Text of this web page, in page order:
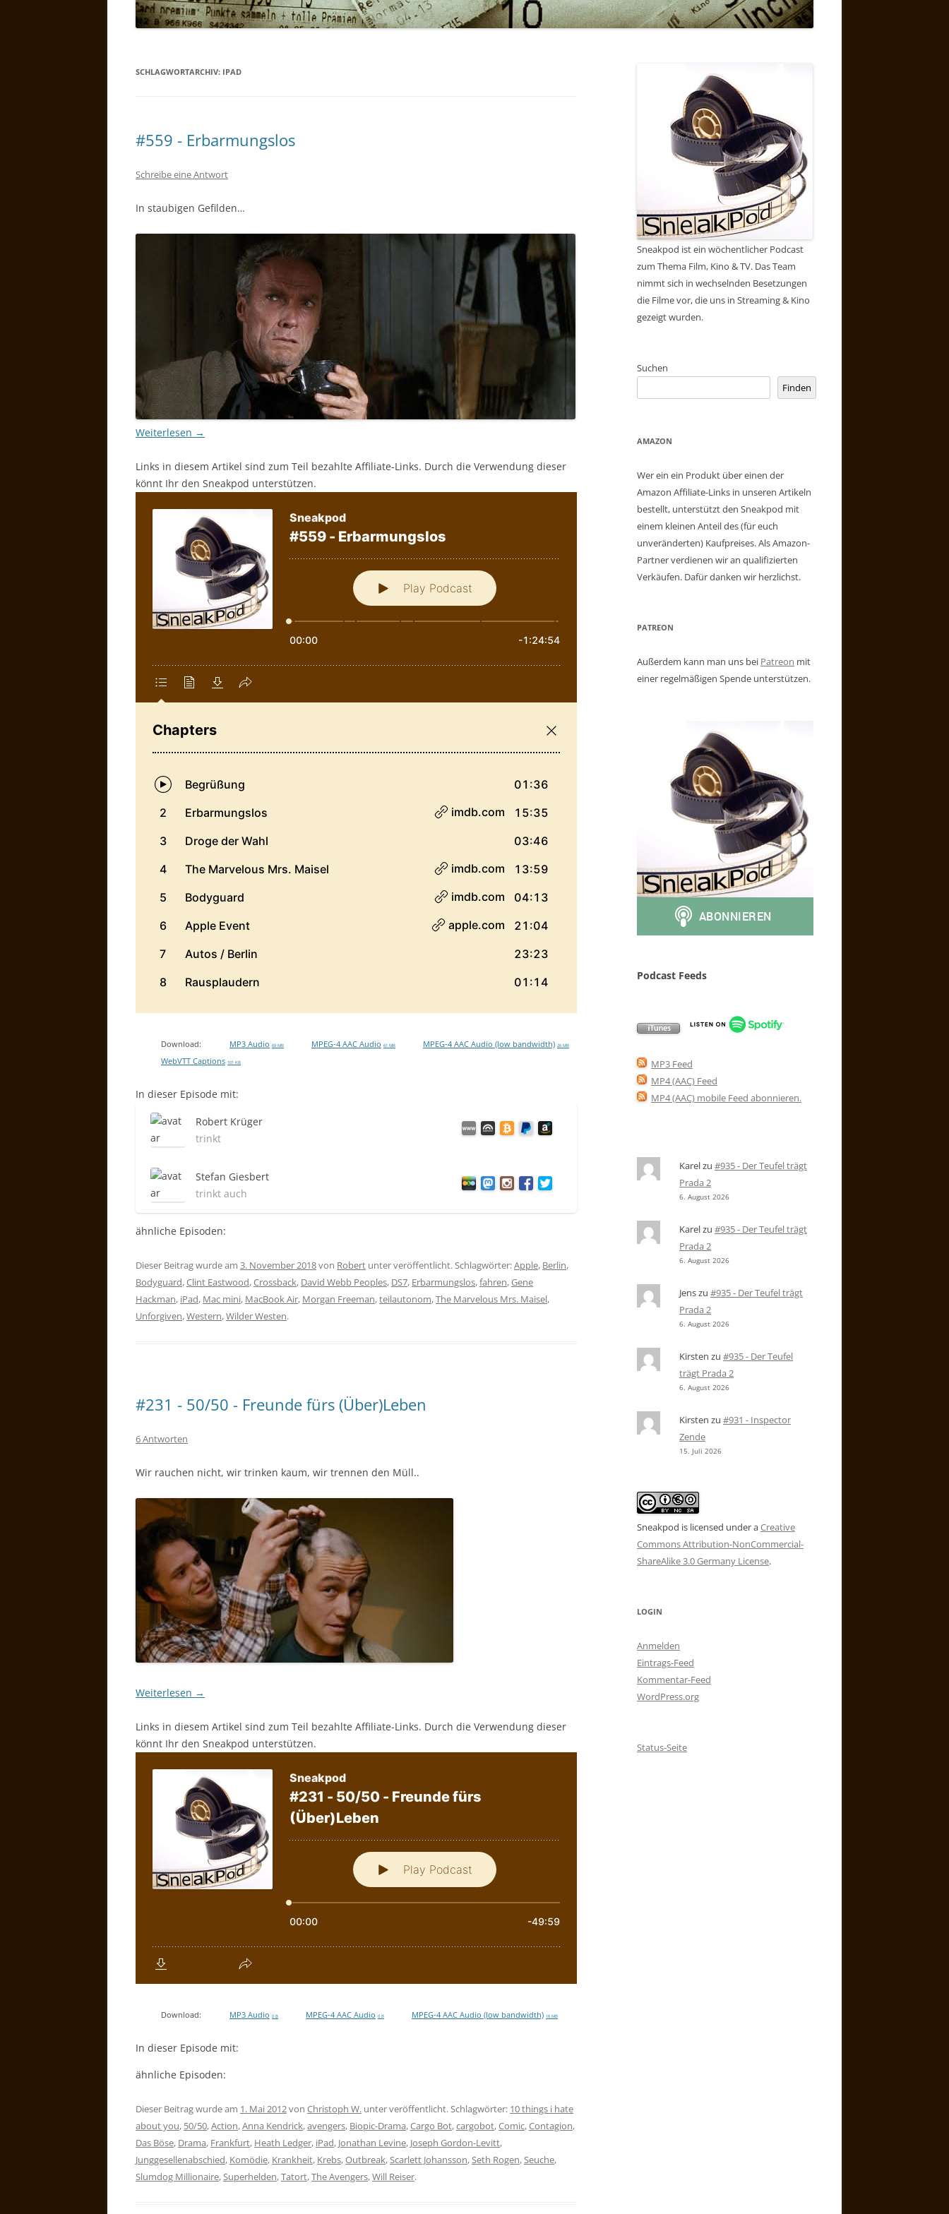
SCHLAGWORTARCHIV: IPAD
#559 - Erbarmungslos
Schreibe eine Antwort
In staubigen Gefilden…
Weiterlesen →
Links in diesem Artikel sind zum Teil bezahlte Affiliate-Links. Durch die Verwendung dieser
könnt Ihr den Sneakpod unterstützen.
Download: MP3 Audio 69 MB MPEG-4 AAC Audio 61 MB MPEG-4 AAC Audio (low bandwidth) 26 MB
WebVTT Captions 101 KB
In dieser Episode mit:
Robert Krüger
trinkt
Stefan Giesbert
trinkt auch
ähnliche Episoden:
Dieser Beitrag wurde am 3. November 2018von Robert unter veröffentlicht. Schlagwörter:Apple, Berlin,
Bodyguard,Clint Eastwood,Crossback, David Webb Peoples, DS7, Erbarmungslos,fahren,Gene
Hackman, iPad, Mac mini, MacBook Air, Morgan Freeman,teilautonom,The Marvelous Mrs. Maisel,
Unforgiven,Western,Wilder Westen.
#231 - 50/50 - Freunde fürs (Über)Leben
6 Antworten
Wir rauchen nicht, wir trinken kaum, wir trennen den Müll..
Weiterlesen →
Links in diesem Artikel sind zum Teil bezahlte Affiliate-Links. Durch die Verwendung dieser
könnt Ihr den Sneakpod unterstützen.
Download: MP3 Audio 0 B MPEG-4 AAC Audio 0 B MPEG-4 AAC Audio (low bandwidth) 16 MB
In dieser Episode mit:
ähnliche Episoden:
Dieser Beitrag wurde am 1. Mai 2012von Christoph W. unter veröffentlicht. Schlagwörter: 10 things i hate
about you, 50/50,Action,Anna Kendrick,avengers, Biopic-Drama,Cargo Bot,cargobot,Comic,Contagion,
Das Böse, Drama, Frankfurt, Heath Ledger, iPad, Jonathan Levine, Joseph Gordon-Levitt,
Junggesellenabschied, Komödie, Krankheit, Krebs,Outbreak,Scarlett Johansson,Seth Rogen,Seuche,
Slumdog Millionaire,Superhelden,Tatort,The Avengers,Will Reiser.
Sneakpod ist ein wöchentlicher Podcast
zum Thema Film, Kino & TV. Das Team
nimmt sich in wechselnden Besetzungen
die Filme vor, die uns in Streaming & Kino
gezeigt wurden.
Suchen
Finden
AMAZON
Wer ein ein Produkt über einen der
Amazon Affiliate-Links in unseren Artikeln
bestellt, unterstützt den Sneakpod mit
einem kleinen Anteil des (für euch
unveränderten) Kaufpreises. Als Amazon-
Partner verdienen wir an qualifizierten
Verkäufen. Dafür danken wir herzlichst.
PATREON
Außerdem kann man uns bei Patreon mit
einer regelmäßigen Spende unterstützen.
Podcast Feeds
MP3 Feed
MP4 (AAC) Feed
MP4 (AAC) mobile Feed abonnieren.
Karelzu #935 - Der Teufel trägt
Prada 2
6. August 2026
Karelzu #935 - Der Teufel trägt
Prada 2
6. August 2026
Jenszu #935 - Der Teufel trägt
Prada 2
6. August 2026
Kirsten zu #935 - Der Teufel
trägt Prada 2
6. August 2026
Kirsten zu #931 - Inspector
Zende
15. Juli 2026
Sneakpod is licensed under aCreative
Commons Attribution-NonCommercial-
ShareAlike 3.0 Germany License.
LOGIN
Anmelden
Eintrags-Feed
Kommentar-Feed
WordPress.org
Status-Seite